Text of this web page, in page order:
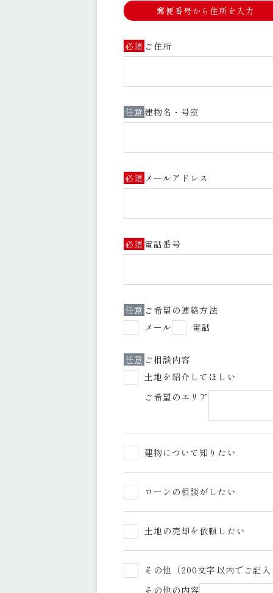
郵便番号から住所を入力
必須 ご住所
任意 建物名・号室
必須 メールアドレス
必須 電話番号
任意 ご希望の連絡方法
メール
電話
任意 ご相談内容
土地を紹介してほしい
ご希望のエリア
建物について知りたい
ローンの相談がしたい
土地の売却を依頼したい
その他（200文字以内でご記入
その他の内容